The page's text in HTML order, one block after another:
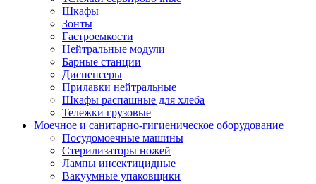
Шкафы
Зонты
Гастроемкости
Нейтральные модули
Барные станции
Диспенсеры
Прилавки нейтральные
Шкафы распашные для хлеба
Тележки грузовые
Моечное и санитарно-гигиеническое оборудование
Посудомоечные машины
Стерилизаторы ножей
Лампы инсектицидные
Вакуумные упаковщики